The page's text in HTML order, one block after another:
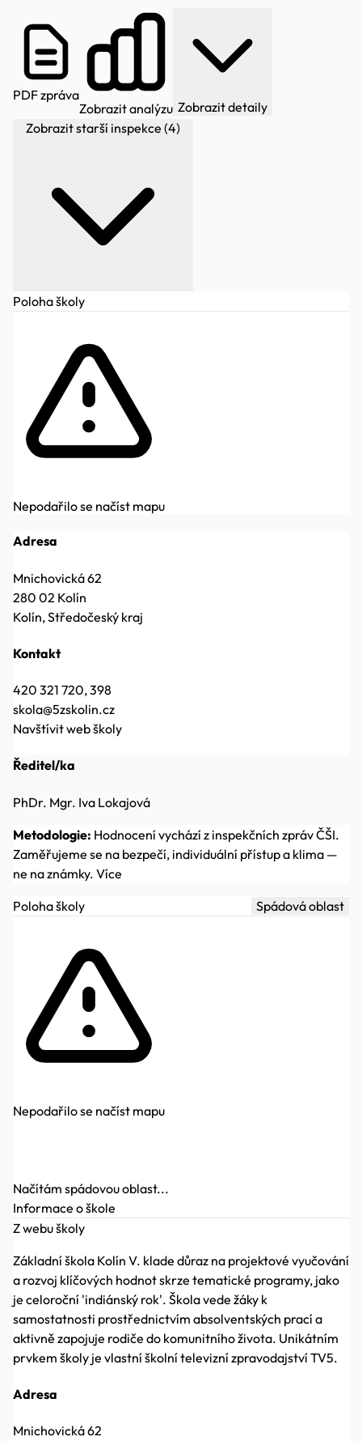
PDF zpráva
Zobrazit analýzu Zobrazit detaily
Zobrazit starší inspekce (4)
Poloha školy
Nepodařilo se načíst mapu
Adresa
Mnichovická 62
280 02 Kolín
Kolín, Středočeský kraj
Kontakt
420 321 720, 398
skola@5zskolin.cz
Navštívit web školy
Ředitel/ka
PhDr. Mgr. Iva Lokajová
Metodologie: Hodnocení vychází z inspekčních zpráv ČŠI.
Zaměřujeme se na bezpečí, individuální přístup a klima —
ne na známky. Více
Poloha školy
Spádová oblast
Nepodařilo se načíst mapu
Načítám spádovou oblast...
Informace o škole
Z webu školy
Základní škola Kolín V. klade důraz na projektové vyučování
a rozvoj klíčových hodnot skrze tematické programy, jako
je celoroční 'indiánský rok'. Škola vede žáky k
samostatnosti prostřednictvím absolventských prací a
aktivně zapojuje rodiče do komunitního života. Unikátním
prvkem školy je vlastní školní televizní zpravodajství TV5.
Adresa
Mnichovická 62